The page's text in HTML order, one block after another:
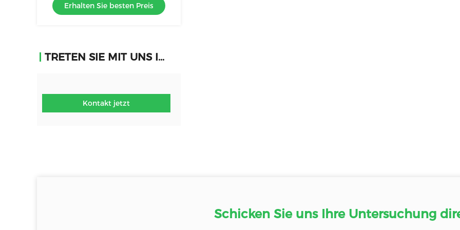
HaarstillerErhalten Sie besten Preis
TRETEN SIE MIT UNS IN VERBINDUNG
Kontakt jetzt
Schicken Sie uns Ihre Untersuchung